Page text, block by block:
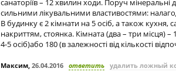
санаторіїв – 12 хвилин ходи. Поруч
сильними лікувальними властивостями:
В будинку є 2 кімнати на 5 осіб, а також кухня,
накриттям, стоянка. Кімната (два – три місця)
4-5 осіб)або 180 (в залежності від кількості
Максим, 26.04.2016 ответить удалить ложный